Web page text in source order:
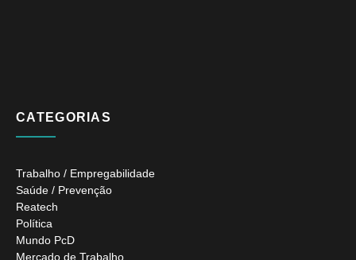
CATEGORIAS
Trabalho / Empregabilidade
Saúde / Prevenção
Reatech
Política
Mundo PcD
Mercado de Trabalho